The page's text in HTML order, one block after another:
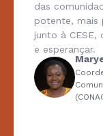
das
potente, mais
junto à CESE,
e esperançar.